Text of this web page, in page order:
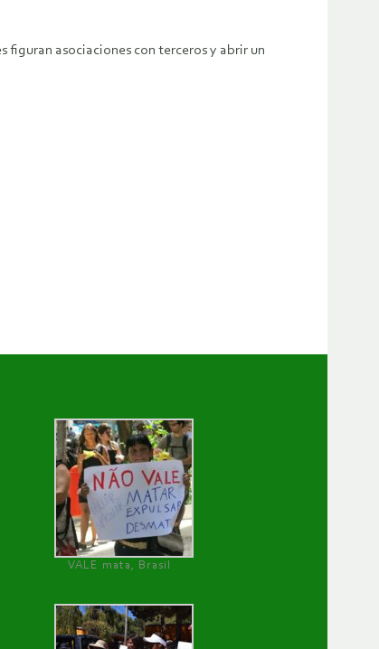
figuran asociaciones con terceros y abrir un
VALE mata, Brasil